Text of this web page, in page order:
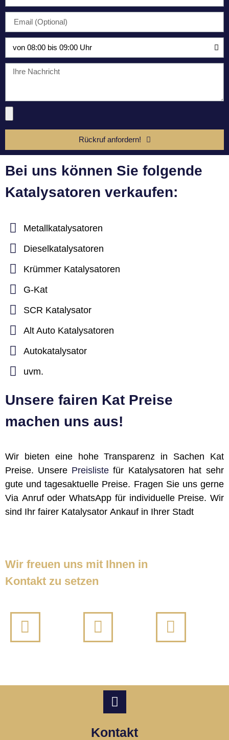
Rückruf anfordern!
Bei uns können Sie folgende
Katalysatoren verkaufen:
Metallkatalysatoren
Dieselkatalysatoren
Krümmer Katalysatoren
G-Kat
SCR Katalysator
Alt Auto Katalysatoren
Autokatalysator
uvm.
Unsere fairen Kat Preise
machen uns aus!
Wir bieten eine hohe Transparenz in Sachen Kat
Preise. Unsere Preisliste für Katalysatoren hat sehr
gute und tagesaktuelle Preise. Fragen Sie uns gerne
Via Anruf oder WhatsApp für individuelle Preise. Wir
sind Ihr fairer Katalysator Ankauf in Ihrer Stadt
Wir freuen uns mit Ihnen in
Kontakt zu setzen
Kontakt